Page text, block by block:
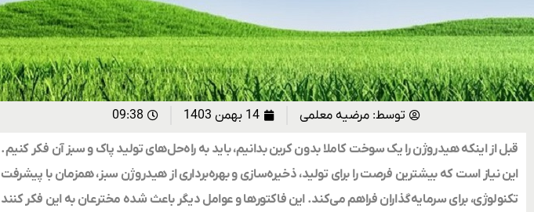
توسط: مرضیه معلمی 14 بهمن 1403 09:38
قبل از اینکه هیدروژن را یک سوخت کاملا بدون کربن بدانیم، باید به راه‌حل‌های تولید پاک و سبز آن فکر کنیم.
این نیاز است که بیشترین فرصت را برای تولید، ذخیره‌سازی و بهره‌برداری از هیدروژن سبز، همزمان با پیشرفت
تکنولوژی، برای سرمایه‌گذاران فراهم می‌کند. این فاکتورها و عوامل دیگر باعث شده مخترعان به این فکر کنند